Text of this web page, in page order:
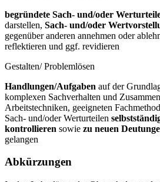
begründete Sach- und/oder
darstellen, Sach- und/oder
gegenüber anderen annehmen oder
reflektieren und ggf. revidieren
Gestalten/ Problemlösen
Handlungen/Aufgaben auf der
komplexen Sachverhalten und
Arbeitstechniken, geeigneten
Sach- und/oder Werturteilen
kontrollieren sowie zu neuen
gelangen
Abkürzungen